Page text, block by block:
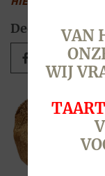
Deel dit bericht
VAN
WIJ